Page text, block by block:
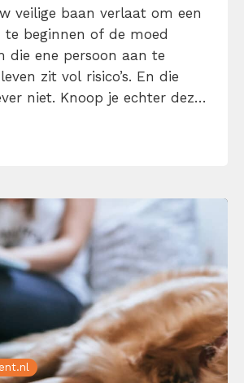
veilige baan verlaat om een
te beginnen of de moed
die ene persoon aan te
zit vol risico’s. En die
niet. Knoop je echter deze
staat aan roekeloosheid.